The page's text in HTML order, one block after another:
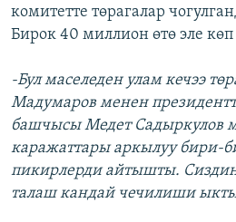
комитетте төрагалар
Бирок 40 миллион өтө эле көп
-Бул маселеден улам кечээ
Мадумаров менен
башчысы Медет Садыркулов
каражаттары аркылуу бири-
пикирлерди айтышты.
талаш кандай чечилиши